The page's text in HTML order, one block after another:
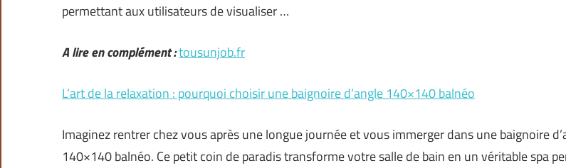
permettant aux utilisateurs de visualiser …
A lire en complément :tousunjob.fr
L’art de la relaxation : pourquoi choisir une baignoire d’angle 140×140 balnéo
Imaginez rentrer chez vous après une longue journée et vous immerger dans une baignoire
140×140 balnéo. Ce petit coin de paradis transforme votre salle de bain en un véritable spa